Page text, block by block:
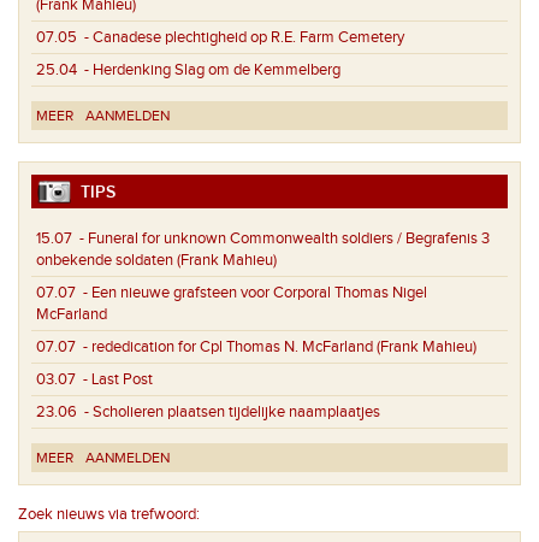
(Frank Mahieu)
07.05 - Canadese plechtigheid op R.E. Farm Cemetery
25.04 - Herdenking Slag om de Kemmelberg
MEER AANMELDEN
TIPS
15.07 - Funeral for unknown Commonwealth soldiers / Begrafenis 3
onbekende soldaten (Frank Mahieu)
07.07 - Een nieuwe grafsteen voor Corporal Thomas Nigel
McFarland
07.07 - rededication for Cpl Thomas N. McFarland (Frank Mahieu)
03.07 - Last Post
23.06 - Scholieren plaatsen tijdelijke naamplaatjes
MEER AANMELDEN
Zoek nieuws via trefwoord: